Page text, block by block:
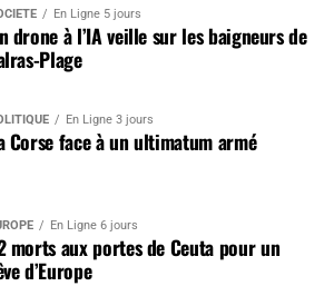
En Ligne 5 jours
drone à l’IA veille sur les baigneurs de
Plage
En Ligne 3 jours
Corse face à un ultimatum armé
En Ligne 6 jours
morts aux portes de Ceuta pour un
d’Europe